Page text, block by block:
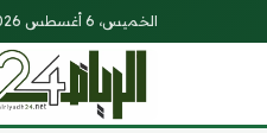
الخميس، 6 أغسطس 2026